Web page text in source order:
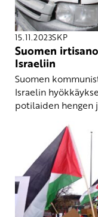
15.11.2023SKP
Suomen
Israeliin
Suomen
Israelin
potilaiden hengen